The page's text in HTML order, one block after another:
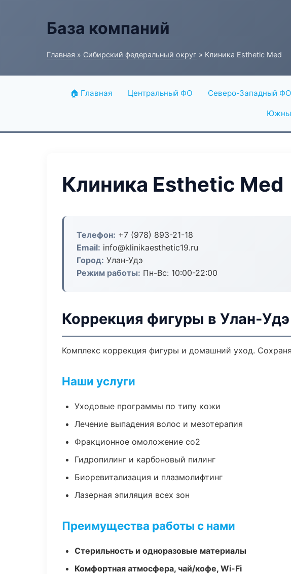
База компаний
Главная » Сибирский федеральный округ » Клиника Esthetic Med
🏠 Главная Центральный ФО Северо-Западный ФО
Клиника Esthetic Med
Телефон: +7 (978) 893-21-18
Email: info@klinikaesthetic19.ru
Город: Улан-Удэ
Режим работы: Пн-Вс: 10:00-22:00
Коррекция фигуры в Улан-Удэ
Комплекс коррекция фигуры и домашний уход.
Наши услуги
Уходовые программы по типу кожи
Лечение выпадения волос и мезотерапия
Фракционное омоложение co2
Гидропилинг и карбоновый пилинг
Биоревитализация и плазмолифтинг
Лазерная эпиляция всех зон
Преимущества работы с нами
Стерильность и одноразовые материалы
Комфортная атмосфера, чай/кофе, Wi-Fi